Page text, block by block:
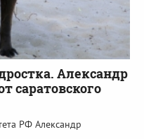
Александр
саратовского
РФ Александр